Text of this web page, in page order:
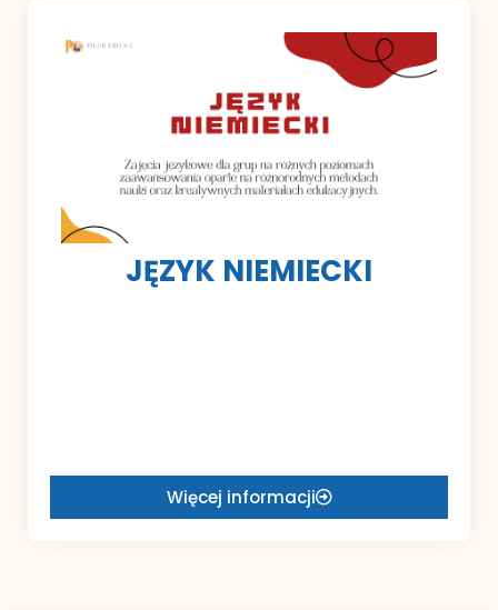
JĘZYK NIEMIECKI
Więcej informacji